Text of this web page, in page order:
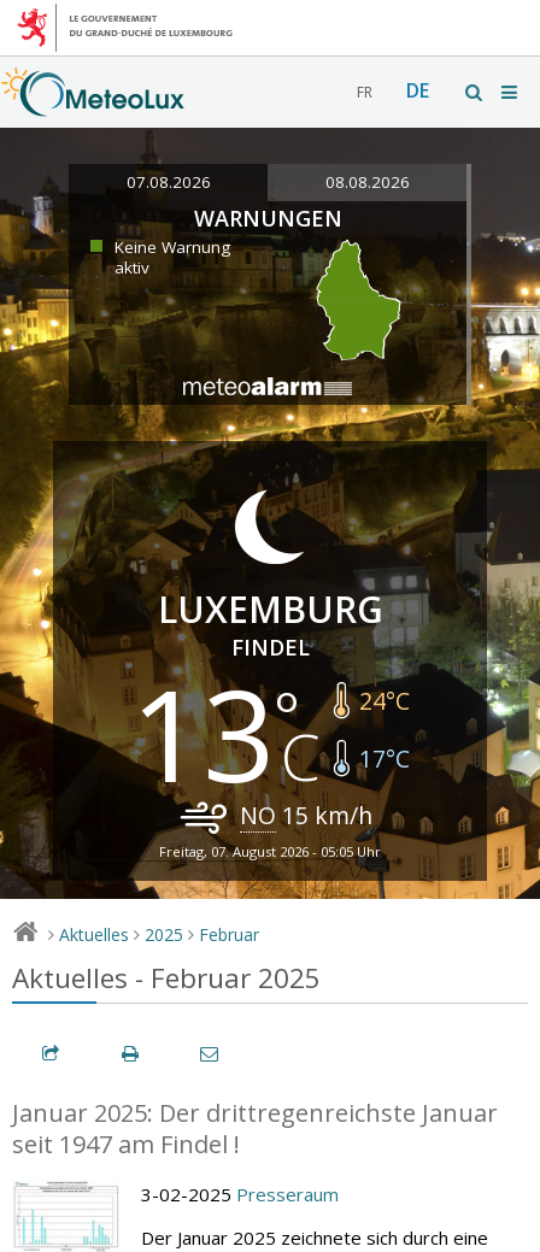
FR DE
07.08.2026 08.08.2026
WARNUNGEN
Keine Warnung
aktiv
LUXEMBURG
FINDEL
13 24°C
17°C
NO 15 km/h
Freitag, 07. August 2026 - 05:05 Uhr
> Aktuelles > 2025 > Februar
Aktuelles - Februar 2025
Januar 2025: Der drittregenreichste Januar
seit 1947 am Findel !
3-02-2025 Presseraum
Der Januar 2025 zeichnete sich durch eine